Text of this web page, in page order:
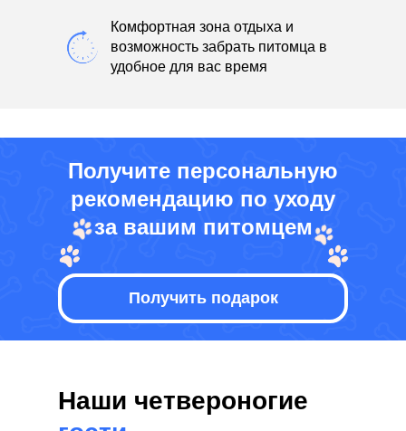
Комфортная зона отдыха и
возможность забрать питомца в
удобное для вас время
Получить подарок
Получите персональную
рекомендацию по уходу
за вашим питомцем
Наши четвероногие